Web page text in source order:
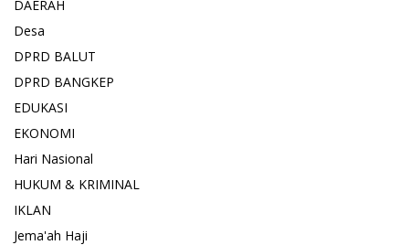
DAERAH
Desa
DPRD BALUT
DPRD BANGKEP
EDUKASI
EKONOMI
Hari Nasional
HUKUM & KRIMINAL
IKLAN
Jema'ah Haji